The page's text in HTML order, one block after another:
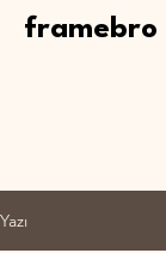
framebro
Yazı